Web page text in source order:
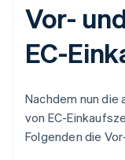
Vor-
EC-
Nachdem nun die
von EC-
Folgenden die